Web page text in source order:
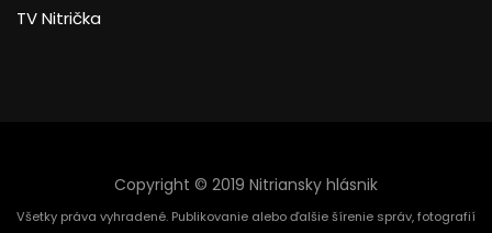
TV Nitrička
Copyright © 2019 Nitriansky hlásnik
Všetky práva vyhradené. Publikovanie alebo ďalšie šírenie správ, fotografií